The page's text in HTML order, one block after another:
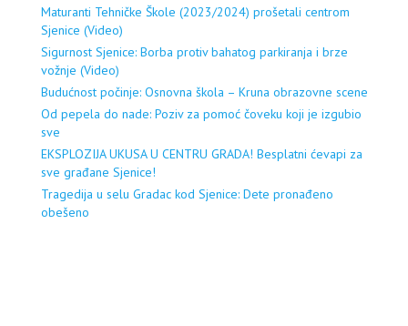
Maturanti Tehničke Škole (2023/2024) prošetali centrom
Sjenice (Video)
Sigurnost Sjenice: Borba protiv bahatog parkiranja i brze
vožnje (Video)
Budućnost počinje: Osnovna škola – Kruna obrazovne scene
Od pepela do nade: Poziv za pomoć čoveku koji je izgubio
sve
EKSPLOZIJA UKUSA U CENTRU GRADA! Besplatni ćevapi za
sve građane Sjenice!
Tragedija u selu Gradac kod Sjenice: Dete pronađeno
obešeno